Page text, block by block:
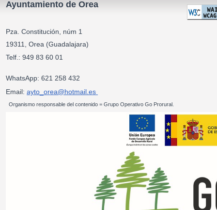
Ayuntamiento de Orea
Pza. Constitución, núm 1
19311, Orea (Guadalajara)
Telf.: 949 83 60 01
WhatsApp: 621 258 432
Email: ayto_orea@hotmail.es
Organismo responsable del contenido = Grupo Operativo Go Prorural.